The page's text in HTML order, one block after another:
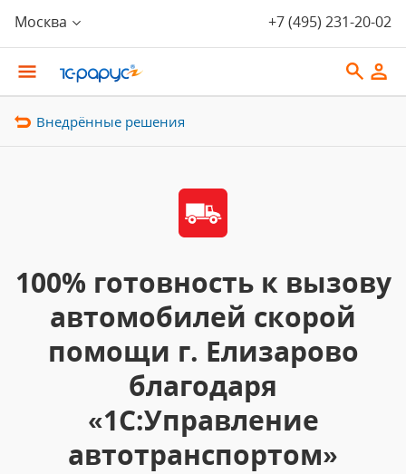
Москва +7 (495) 231-20-02
Внедрённые решения
100% готовность к вызову
автомобилей скорой
помощи г. Елизарово
благодаря
«1С:Управление
автотранспортом»